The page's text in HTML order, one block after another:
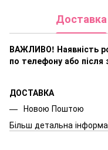
Доставка
ВАЖЛИВО! Наявність
по телефону або після
ДОСТАВКА
Новою Поштою
Більш детальна